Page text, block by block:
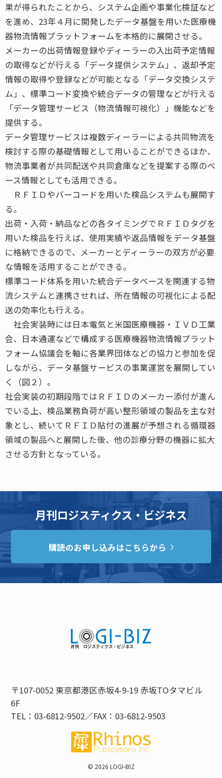
果が得られたことから、システム企画や事業化検証など
を進め、23年４月に開発したデータ基盤を用いた医療機
器物流情報プラットフォームを本格的に展開させる。
メーカーの出荷情報登録やディーラーの入出荷予定情報
の取得などが行える「データ提供システム」、返却予定
情報の取得や登録などが可能となる「データ交換システ
ム」、標準コード変換や統合データの管理などが行える
「データ管理サービス（物流情報可視化）」機能などを
提供する。
データ管理サービスは複数ディーラーによる共同物流を
検討する際の基礎情報として用いることができるほか、
物流事業者が共同配送や共同倉庫などを提案する際のベ
ース情報としても活用できる。
ＲＦＩＤやバーコードを用いた検品システムも展開す
る。
出荷・入荷・納品などの各タイミングでＲＦＩＤタグを
用いた検品を行えば、使用実績や返品情報をデータ基盤
に格納できるので、メーカーとディーラーの双方が必要
な情報を活用することができる。
標準コード体系を用いた統合データベースを関連する物
流システムと連携させれば、所在情報の可視化による配
送の効率化も行える。
社会実装時には日本電気と米国医療機器・ＩＶＤ工業
会、日本通運などで構成する医療機器物流情報プラット
フォーム協議会を軸に各業界団体などの協力と参加を促
しながら、データ基盤サービスの事業運営を展開してい
く（図２）。
社会実装の初期段階ではＲＦＩＤのメーカー添付が進ん
でいる上、検品業務負荷が高い整形領域の製品を主な対
象とし、続いてＲＦＩＤ貼付の進展が予想される循環器
領域の製品へと展開した後、他の診療分野の機器に拡大
させる方針となっている。
月刊ロジスティクス・ビジネス
購読のお申し込みはこちらから
〒107-0052 東京都港区赤坂4-9-19 赤坂TOタマビル
6F
TEL：03-6812-9502／FAX：03-6812-9503
© 2026 LOGI-BIZ